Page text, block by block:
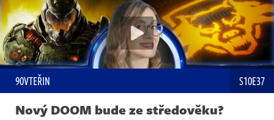
90VTEŘIN S10E37
Nový DOOM bude ze středověku?